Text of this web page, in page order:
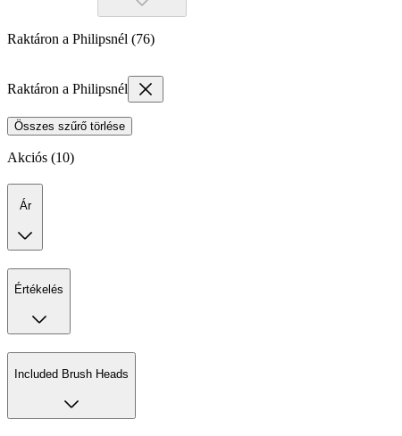
Raktáron a Philipsnél (76)
Raktáron a Philipsnél
Összes szűrő törlése
Akciós (10)
Ár
Értékelés
Included Brush Heads